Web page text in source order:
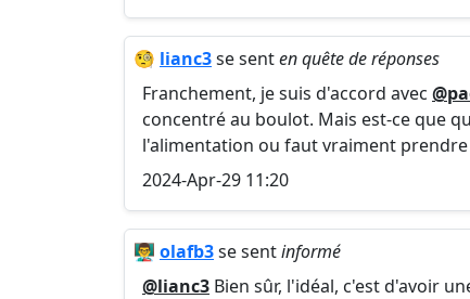
🧐 lianc3se senten quête de réponses
Franchement, je suis d'accord avec
concentré au boulot. Mais est-ce que
l'alimentation ou faut vraiment
2024-Apr-29 11:20
👨‍🏫 olafb3se sentinformé
@lianc3 Bien sûr, l'idéal, c'est d'avoir